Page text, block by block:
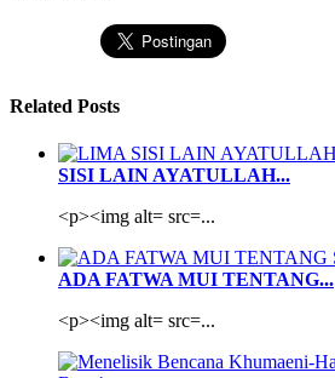
Related Posts
SISI LAIN AYATULLAH...
<p><img alt= src=...
ADA FATWA MUI TENTANG...
<p><img alt= src=...